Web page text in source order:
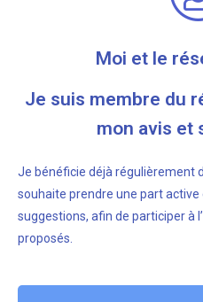
Moi et le
Je suis membre du
mon avis et
Je bénéficie déjà régulièrement
souhaite prendre une part
suggestions, afin de participer à
proposés.